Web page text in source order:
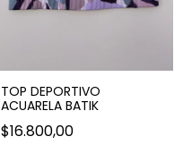
TOP DEPORTIVO
ACUARELA BATIK
$16.800,00